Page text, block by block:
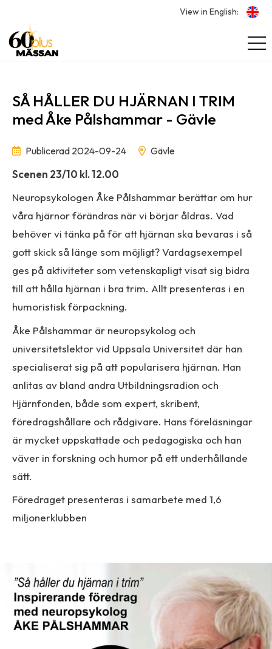
View in English:
SÅ HÅLLER DU HJÄRNAN I TRIM
med Åke Pålshammar - Gävle
Publicerad 2024-09-24 Gävle
Scenen 23/10 kl. 12.00
Neuropsykologen Åke Pålshammar berättar om hur
våra hjärnor förändras när vi börjar åldras. Vad
behöver vi tänka på för att hjärnan ska bevaras i så
gott skick så länge som möjligt? Vardagsexempel
ges på aktiviteter som vetenskapligt visat sig bidra
till att hålla hjärnan i bra trim. Allt presenteras i en
humoristisk förpackning.
Åke Pålshammar är neuropsykolog och
universitetslektor vid Uppsala Universitet där han
specialiserat sig på att popularisera hjärnan. Han
anlitas av bland andra Utbildningsradion och
Hjärnfonden, både som expert, skribent,
föredragshållare och rådgivare. Hans föreläsningar
är mycket uppskattade och pedagogiska och han
väver in forskning och humor på ett underhållande
sätt.
Föredraget presenteras i samarbete med 1,6
miljonerklubben